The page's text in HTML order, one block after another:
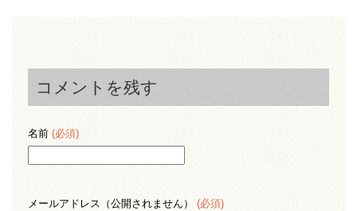
コメントを残す
名前 (必須)
メールアドレス（公開されません） (必須)